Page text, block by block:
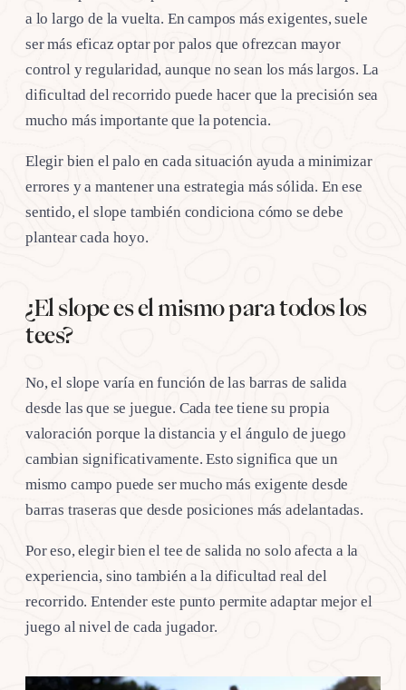
a lo largo de la vuelta. En campos más exigentes, suele
ser más eficaz optar por palos que ofrezcan mayor
control y regularidad, aunque no sean los más largos. La
dificultad del recorrido puede hacer que la precisión sea
mucho más importante que la potencia.
Elegir bien el palo en cada situación ayuda a minimizar
errores y a mantener una estrategia más sólida. En ese
sentido, el slope también condiciona cómo se debe
plantear cada hoyo.
¿El slope es el mismo para todos los
tees?
No, el slope varía en función de las barras de salida
desde las que se juegue. Cada tee tiene su propia
valoración porque la distancia y el ángulo de juego
cambian significativamente. Esto significa que un
mismo campo puede ser mucho más exigente desde
barras traseras que desde posiciones más adelantadas.
Por eso, elegir bien el tee de salida no solo afecta a la
experiencia, sino también a la dificultad real del
recorrido. Entender este punto permite adaptar mejor el
juego al nivel de cada jugador.